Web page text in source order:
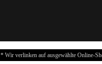
* Wir verlinken auf ausgewählte Online-